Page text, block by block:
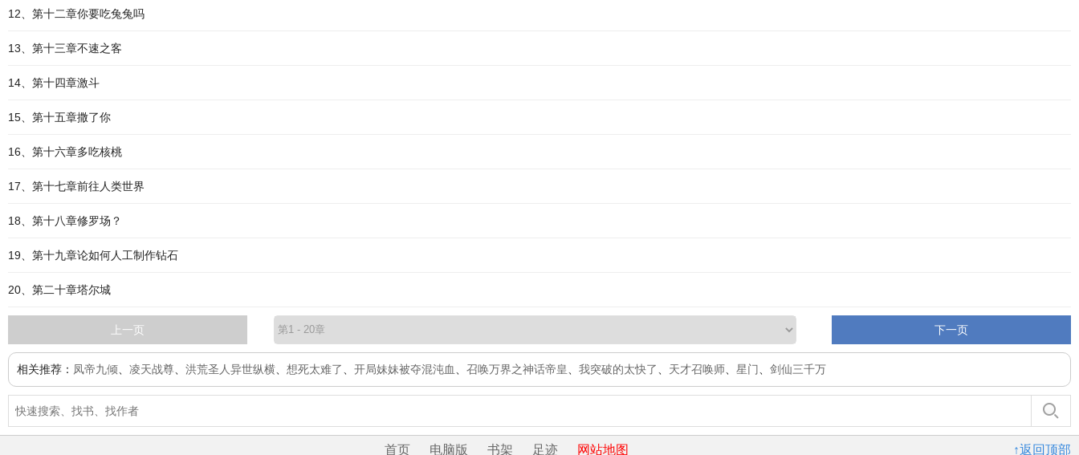
12、第十二章你要吃兔兔吗
13、第十三章不速之客
14、第十四章激斗
15、第十五章撒了你
16、第十六章多吃核桃
17、第十七章前往人类世界
18、第十八章修罗场？
19、第十九章论如何人工制作钻石
20、第二十章塔尔城
上一页 下一页
相关推荐： 凤帝九倾 凌天战尊 洪荒圣人异世纵横 想死太难了 开局妹妹被夺混沌血 召唤万界之神话帝皇 我突破的太快了 天才召唤师 星门 剑仙三千万
↑返回顶部
首页 电脑版 书架 足迹 网站地图